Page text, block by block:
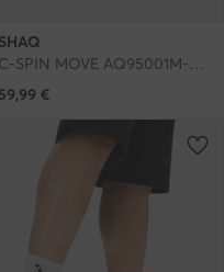
SHAQ
C-SPIN MOVE AQ95001M-BT · Čevlji za košarko
59,99 €